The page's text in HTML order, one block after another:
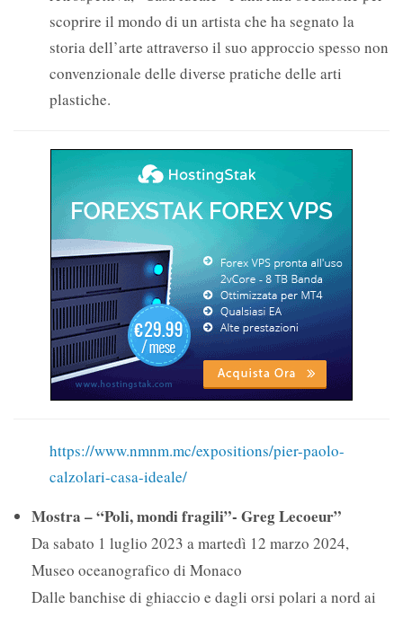
scoprire il mondo di un artista che ha segnato la
storia dell’arte attraverso il suo approccio spesso non
convenzionale delle diverse pratiche delle arti
plastiche.
https://www.nmnm.mc/expositions/pier-paolo-
calzolari-casa-ideale/
Mostra – “Poli, mondi fragili”- Greg Lecoeur”
Da sabato 1 luglio 2023 a martedì 12 marzo 2024,
Museo oceanografico di Monaco
Dalle banchise di ghiaccio e dagli orsi polari a nord ai